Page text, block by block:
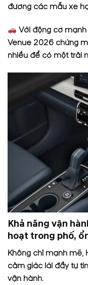
đương các mẫu xe
Với động cơ
Venue 2026 chứng
nhiều để có một trải
Khả năng vận
hoạt trong phố,
Không chỉ mạnh mẽ,
cảm giác lái đầy tự
vận hành.